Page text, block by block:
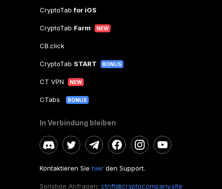
CryptoTabfor iOS
CryptoTab Farm NEW
CB.click
CryptoTab START BONUS
CT VPN NEW
CTabs BONUS
In Verbindung bleiben
Kontaktieren Sie hier den Support.
Sonstige Anfragen: ctnft@cryptocompany.site